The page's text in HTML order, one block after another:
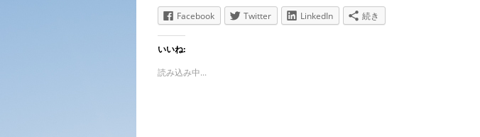
Facebook
Twitter LinkedIn 続き
いいね:
読み込み中...